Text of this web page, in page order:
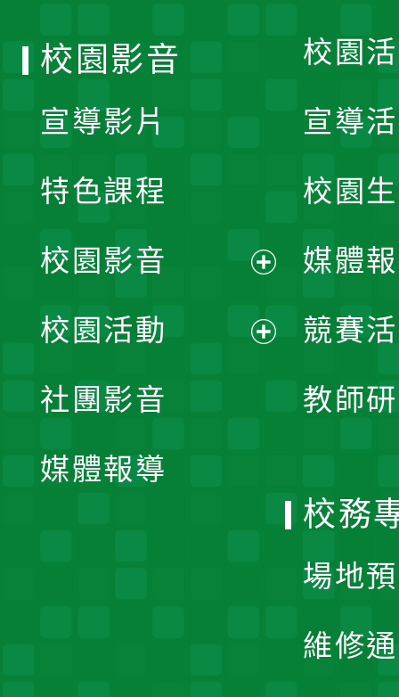
校園
宣導
校園
媒體
競賽
教師
校園影音
宣導影片
特色課程
校園影音
開
校園活動
社團影音
媒體報導
校務
場地
維修